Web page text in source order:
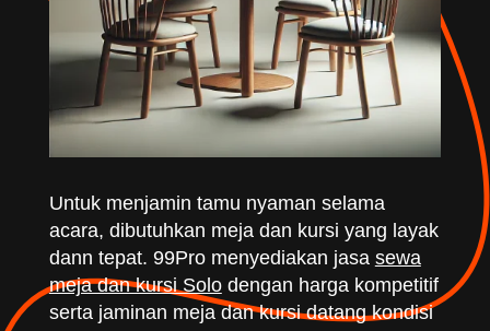
Untuk menjamin tamu nyaman selama
acara, dibutuhkan meja dan kursi yang layak
dann tepat. 99Pro menyediakan jasa sewa
meja dan kursi Solodengan harga kompetitif
serta jaminan meja dan kursi datang kondisi